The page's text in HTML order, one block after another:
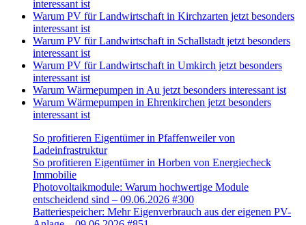
interessant ist
Warum PV für Landwirtschaft in Kirchzarten jetzt besonders
interessant ist
Warum PV für Landwirtschaft in Schallstadt jetzt besonders
interessant ist
Warum PV für Landwirtschaft in Umkirch jetzt besonders
interessant ist
Warum Wärmepumpen in Au jetzt besonders interessant ist
Warum Wärmepumpen in Ehrenkirchen jetzt besonders
interessant ist
So profitieren Eigentümer in Pfaffenweiler von
Ladeinfrastruktur
So profitieren Eigentümer in Horben von Energiecheck
Immobilie
Photovoltaikmodule: Warum hochwertige Module
entscheidend sind – 09.06.2026 #300
Batteriespeicher: Mehr Eigenverbrauch aus der eigenen PV-